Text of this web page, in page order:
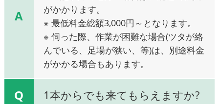
A
がかかります。
※ 最低料金総額3,000円～となります。
※ 伺った際、作業が困難な場合(ツタが絡
んでいる、足場が狭い、等)は、別途料金
がかかる場合もあります。
Q 1本からでも来てもらえますか?